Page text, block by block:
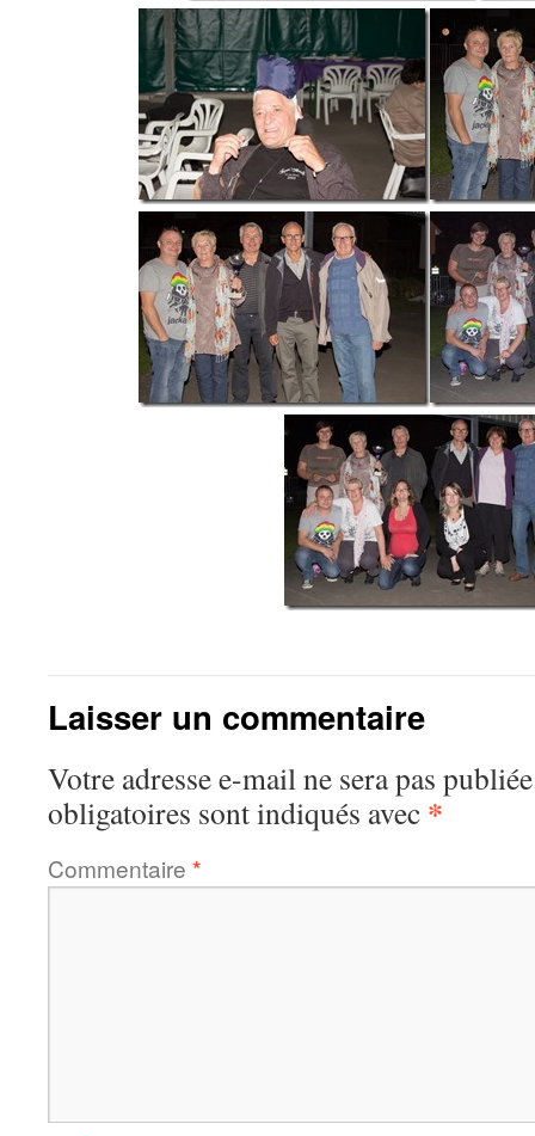
Laisser un commentaire
Votre adresse e-mail ne sera pas
obligatoires sont indiqués avec *
Commentaire *